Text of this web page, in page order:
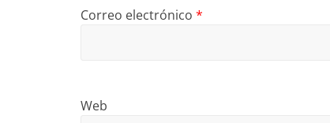
Correo electrónico *
Web